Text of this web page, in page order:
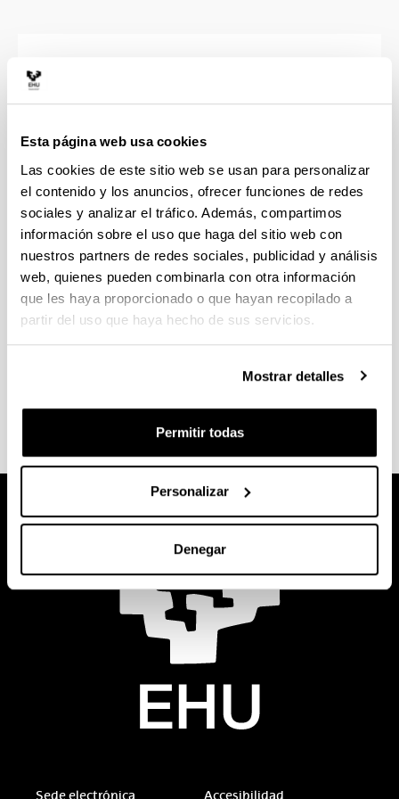
Esta página web usa cookies
Las cookies de este sitio web se usan para personalizar
el contenido y los anuncios, ofrecer funciones de redes
sociales y analizar el tráfico. Además, compartimos
información sobre el uso que haga del sitio web con
nuestros partners de redes sociales, publicidad y análisis
web, quienes pueden combinarla con otra información
que les haya proporcionado o que hayan recopilado a
partir del uso que haya hecho de sus servicios.
Mostrar detalles
Permitir todas
Personalizar
Denegar
Coche y aparcamiento
La Facultad está muy bien comunicada por
obstante las obras reducen temporalmente las
plazas de aparcamiento por lo que se recomienda
coger el autobús ocompartir el coche, puesto que
existe un servicio habilitado para ello.
Aparcamientos del Campus de Leioa
Recorrido en Google Maps
tienes que entrar, pinchar en "desde aquí" y poner
Sede electrónica Accesibilidad